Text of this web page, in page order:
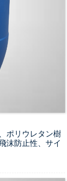
ポリウレタン樹
沫防止性、サイ
もに、ポリウレ
することができ